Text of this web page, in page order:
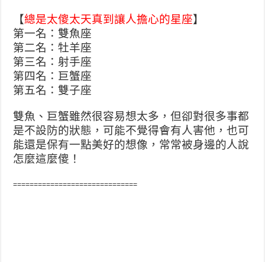
【總是太傻太天真到讓人擔心的星座】
第一名：雙魚座
第二名：牡羊座
第三名：射手座
第四名：巨蟹座
第五名：雙子座
雙魚、巨蟹雖然很容易想太多，但卻對很多事都
是不設防的狀態，可能不覺得會有人害他，也可
能還是保有一點美好的想像，常常被身邊的人說
怎麼這麼傻！
==============================